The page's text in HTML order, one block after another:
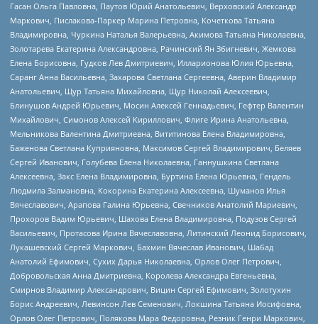
Гасан Ольга Павловна, Паутов Юрий Анатольевич, Верховский Александр
Маркович, Пислакова-Паркер Марина Петровна, Кочеткова Татьяна
Владимировна, Чуркина Наталья Валерьевна, Акимова Татьяна Николаевна,
Золотарева Екатерина Александровна, Рачинский Ян Збигневич, Жемкова
Елена Борисовна, Гудков Лев Дмитриевич, Илларионова Юлия Юрьевна,
Саранг Анна Васильевна, Захарова Светлана Сергеевна, Аверин Владимир
Анатольевич, Щур Татьяна Михайловна, Щур Николай Алексеевич,
Блинушов Андрей Юрьевич, Мосин Алексей Геннадьевич, Гефтер Валентин
Михайлович, Симонов Алексей Кириллович, Флиге Ирина Анатольевна,
Мельникова Валентина Дмитриевна, Вититинова Елена Владимировна,
Баженова Светлана Куприяновна, Максимов Сергей Владимирович, Беляев
Сергей Иванович, Голубева Елена Николаевна, Ганнушкина Светлана
Алексеевна, Закс Елена Владимировна, Буртина Елена Юрьевна, Гендель
Людмила Залмановна, Кокорина Екатерина Алексеевна, Шуманов Илья
Вячеславович, Арапова Галина Юрьевна, Свечников Анатолий Мариевич,
Прохоров Вадим Юрьевич, Шахова Елена Владимировна, Подузов Сергей
Васильевич, Протасова Ирина Вячеславовна, Литинский Леонид Борисович,
Лукашевский Сергей Маркович, Бахмин Вячеслав Иванович, Шабад
Анатолий Ефимович, Сухих Дарья Николаевна, Орлов Олег Петрович,
Добровольская Анна Дмитриевна, Королева Александра Евгеньевна,
Смирнов Владимир Александрович, Вицин Сергей Ефимович, Золотухин
Борис Андреевич, Левинсон Лев Семенович, Локшина Татьяна Иосифовна,
Орлов Олег Петрович, Полякова Мара Федоровна, Резник Генри Маркович,